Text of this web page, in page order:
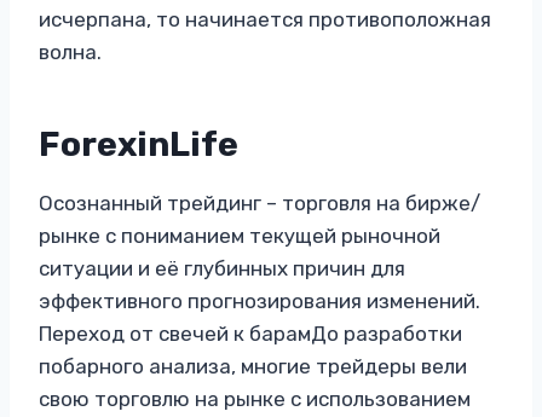
исчерпана, то начинается противоположная
волна.
ForexinLife
Осознанный трейдинг – торговля на бирже/
рынке с пониманием текущей рыночной
ситуации и её глубинных причин для
эффективного прогнозирования изменений.
Переход от свечей к барамДо разработки
побарного анализа, многие трейдеры вели
свою торговлю на рынке с использованием